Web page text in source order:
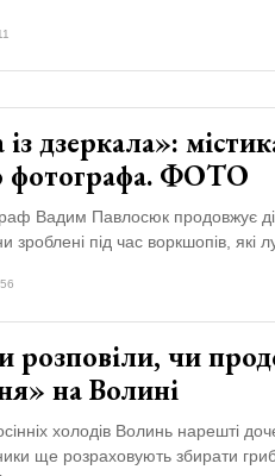
дзеркала»:
фотографа. ФОТО
Вадим Павлосюк продовжує
зроблені під час воркшопів,
розповіли, чи
на Волині
холодів Волинь нарешті
ще розраховують збирати